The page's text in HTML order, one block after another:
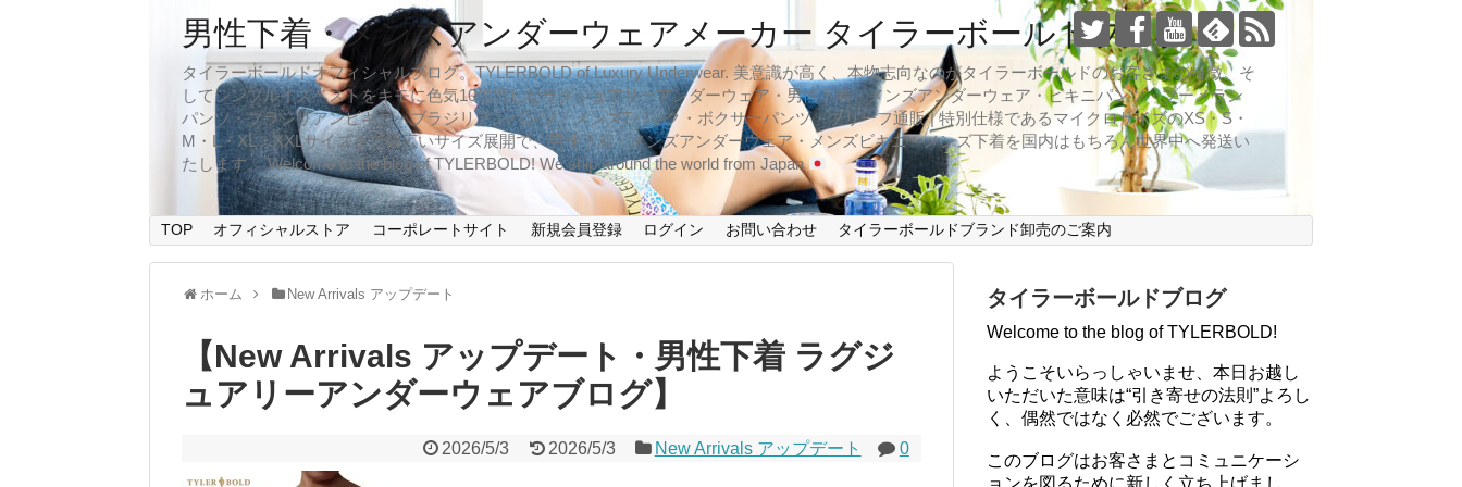
男性下着・メンズアンダーウェアメーカー タイラーボールドブログ
タイラーボールドオフィシャルブログ。TYLERBOLD of Luxury Underwear. 美意識が高く、本物志向なのがタイラーボールドのお客さまの特徴。そ
してシンプルイズベストをキモに色気10倍増しなラグジュアリーアンダーウェア・男性下着・メンズアンダーウェア・ビキニパンツ・ブーメラン
パンツ・ブラジリアンビキニ・ブラジリアンパンツ・メンズTバック・ボクサーパンツ・ブリーフ通販 | 特別仕様であるマイクロサイズのXS・S・
M・L・XL・XXLサイズまで幅広いサイズ展開で、男性下着・メンズアンダーウェア・メンズビキニ・メンズ下着を国内はもちろん世界中へ発送い
たします。 Welcome to the blog of TYLERBOLD! We ship around the world from Japan
TOP オフィシャルストア コーポレートサイト 新規会員登録 ログイン お問い合わせ タイラーボールドブランド卸売のご案内
ホーム New Arrivals アップデート
【New Arrivals アップデート・男性下着 ラグジ
ュアリーアンダーウェアブログ】
2026/5/3 2026/5/3 New Arrivals アップデート 0
タイラーボールドブログ
Welcome to the blog of TYLERBOLD!
ようこそいらっしゃいませ、本日お越し
いただいた意味は“引き寄せの法則”よろし
く、偶然ではなく必然でございます。
このブログはお客さまとコミュニケーシ